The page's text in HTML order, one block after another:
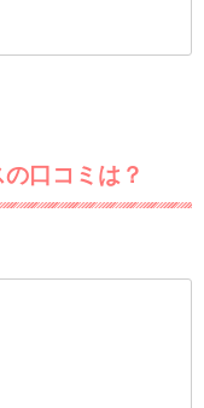
口コミは？